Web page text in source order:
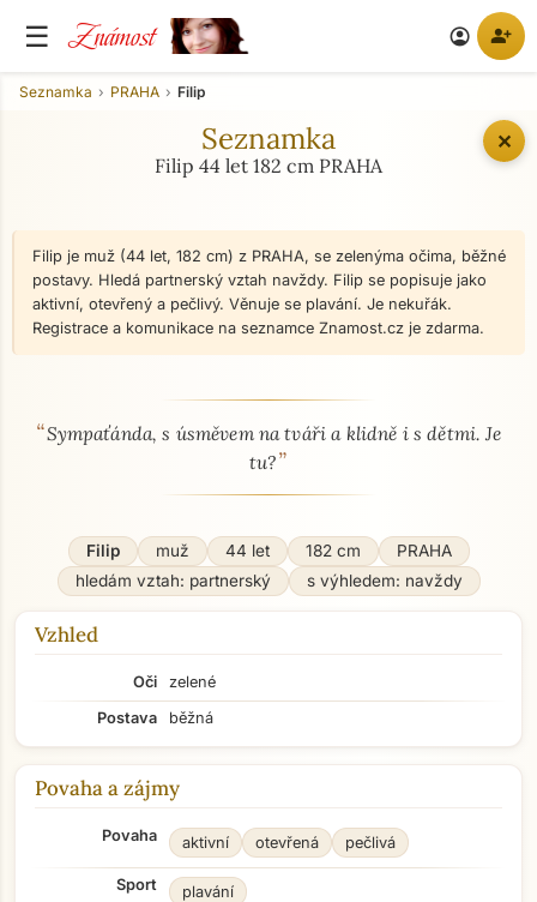
☰ Známost account_circle person_add
✕
Seznamka PRAHA Filip
Seznamka
Filip 44 let 182 cm PRAHA
Filip je muž (44 let, 182 cm) z PRAHA, se zelenýma očima, běžné
postavy. Hledá partnerský vztah navždy. Filip se popisuje jako
aktivní, otevřený a pečlivý. Věnuje se plavání. Je nekuřák.
Registrace a komunikace na seznamce Znamost.cz je zdarma.
O mně - seznamka profil
“Sympaťánda, s úsměvem na tváři a klidně i s dětmi. Je
tu?”
Filip muž 44 let 182 cm
PRAHA
hledám vztah: partnerský
s výhledem: navždy
Vzhled
Oči
zelené
Postava
běžná
Povaha a zájmy
Povaha aktivní otevřená pečlivá
Sport plavání